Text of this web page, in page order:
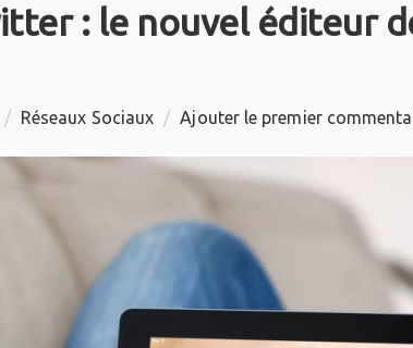
: le nouvel éditeur
/ Réseaux Sociaux / Ajouter le premier